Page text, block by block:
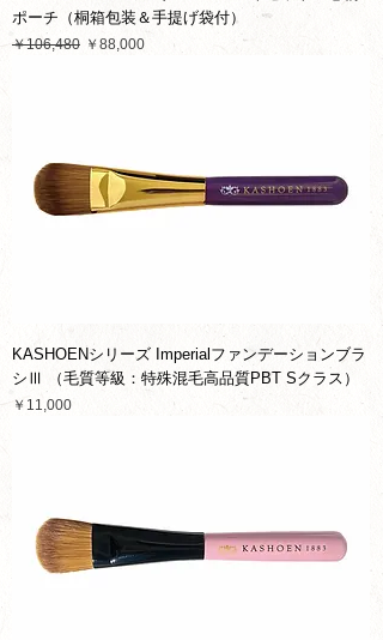
ポーチ（桐箱包装＆手提げ袋付）
通常価格
￥106,480 セール価格
￥88,000
KASHOENシリーズ Imperialファンデーションブラ
シⅢ （毛質等級：特殊混毛高品質PBT Sクラス）
価格
￥11,000